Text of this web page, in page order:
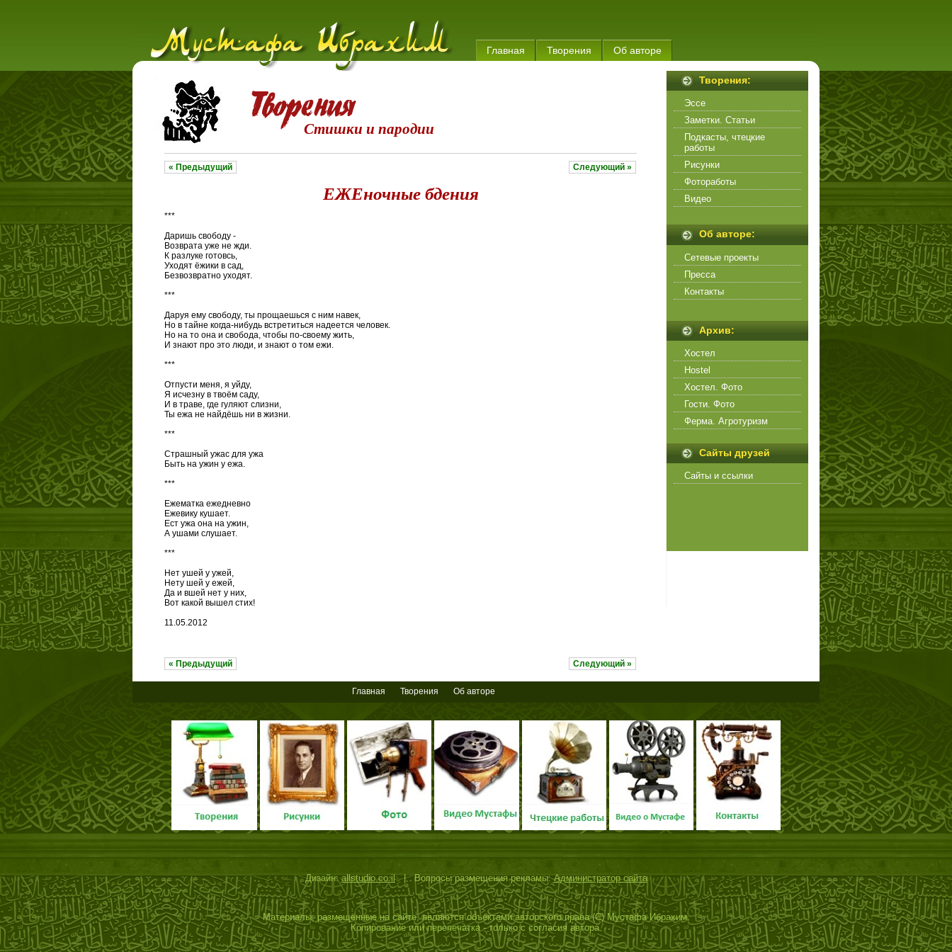
Главная Творения Об авторе
Стишки и пародии
« Предыдущий Следующий »
ЕЖЕночные бдения
***
Даришь свободу -
Возврата уже не жди.
К разлуке готовсь,
Уходят ёжики в сад,
Безвозвратно уходят.
***
Даруя ему свободу, ты прощаешься с ним навек,
Но в тайне когда-нибудь встретиться надеется человек.
Но на то она и свобода, чтобы по-своему жить,
И знают про это люди, и знают о том ежи.
***
Отпусти меня, я уйду,
Я исчезну в твоём саду,
И в траве, где гуляют слизни,
Ты ежа не найдёшь ни в жизни.
***
Страшный ужас для ужа
Быть на ужин у ежа.
***
Ежематка ежедневно
Ежевику кушает.
Ест ужа она на ужин,
А ушами слушает.
***
Нет ушей у ужей,
Нету шей у ежей,
Да и вшей нет у них,
Вот какой вышел стих!
11.05.2012
« Предыдущий Следующий »
Творения:
Эссе
Заметки. Статьи
Подкасты, чтецкие
работы
Рисунки
Фотоработы
Видео
Об авторе:
Сетевые проекты
Пресса
Контакты
Архив:
Хостел
Hostel
Хостел. Фото
Гости. Фото
Ферма. Агротуризм
Сайты друзей
Сайты и ссылки
Главная Творения Об авторе
Дизайн:allstudio.co.il| Вопросы размещения рекламы:Администратор сайта
Материалы, размещённые на сайте, являются объектами авторского права (С) Мустафа Ибрахим.
Копирование или перепечатка - только с согласия автора.